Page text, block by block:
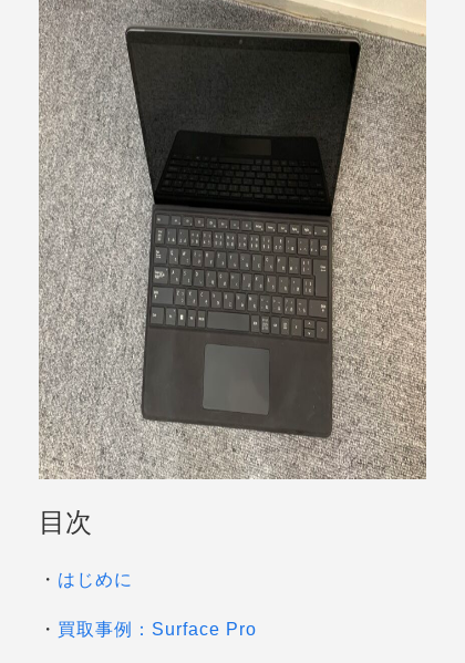
目次
・ はじめに
・ 買取事例：Surface Pro